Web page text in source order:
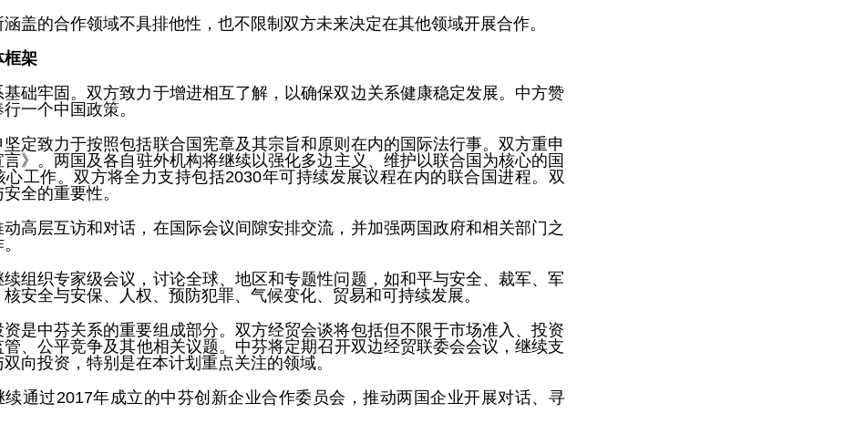
盖的合作领域不具排他性，也不限制双方未来决定在其他领域开展合作。
框架
基础牢固。双方致力于增进相互了解，以确保双边关系健康稳定发展。中方赞
一个中国政策。
坚定致力于按照包括联合国宪章及其宗旨和原则在内的国际法行事。双方重申
言》。两国及各自驻外机构将继续以强化多边主义、维护以联合国为核心的国
心工作。双方将全力支持包括2030年可持续发展议程在内的联合国进程。双
全的重要性。
动高层互访和对话，在国际会议间隙安排交流，并加强两国政府和相关部门之
续组织专家级会议，讨论全球、地区和专题性问题，如和平与安全、裁军、军
安全与安保、人权、预防犯罪、气候变化、贸易和可持续发展。
资是中芬关系的重要组成部分。双方经贸会谈将包括但不限于市场准入、投资
、公平竞争及其他相关议题。中芬将定期召开双边经贸联委会会议，继续支
向投资，特别是在本计划重点关注的领域。
续通过2017年成立的中芬创新企业合作委员会，推动两国企业开展对话、寻